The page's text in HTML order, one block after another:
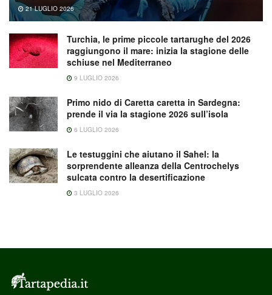
21 LUGLIO 2026
Turchia, le prime piccole tartarughe del 2026
raggiungono il mare: inizia la stagione delle
schiuse nel Mediterraneo
9 LUGLIO 2026
Primo nido di Caretta caretta in Sardegna:
prende il via la stagione 2026 sull’isola
6 LUGLIO 2026
Le testuggini che aiutano il Sahel: la
sorprendente alleanza della Centrochelys
sulcata contro la desertificazione
3 LUGLIO 2026